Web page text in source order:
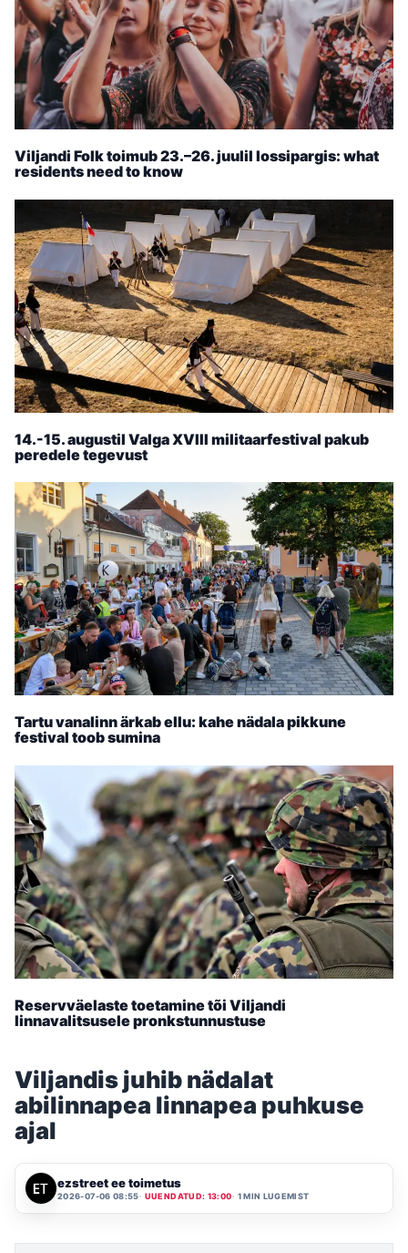
Viljandi Folk toimub 23.–26. juulil lossipargis: what
residents need to know
14.-15. augustil Valga XVIII militaarfestival pakub
peredele tegevust
Tartu vanalinn ärkab ellu: kahe nädala pikkune
festival toob sumina
Reservväelaste toetamine tõi Viljandi
linnavalitsusele pronkstunnustuse
Viljandis juhib nädalat
abilinnapea linnapea puhkuse
ajal
ezstreet ee toimetus
2026-07-06 08:55 UUENDATUD: 13:00 1 MIN LUGEMIST